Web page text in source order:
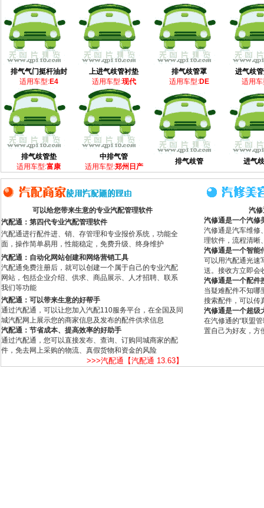
排气气门挺杆油封
适用车型:E4
上进气歧管衬垫
适用车型:现代
排气歧管罩
适用车型:DE
进气歧
适用车
排气歧管垫
适用车型:富康
中排气管
适用车型:郑州日产
排气歧管 进气
可以给您带来生意的专业汽配管理软件
汽配通：第四代专业汽配管理软件
汽配通进行配件进、销、存管理和专业报价系统，功能全
面，操作简单易用，性能稳定，免费升级、终身维护
汽配通：自动化网站创建和网络营销工具
汽配通免费注册后，就可以创建一个属于自己的专业汽配
网站，包括企业介绍、供求、商品展示、人才招聘、联系
我们等功能
汽配通：可以带来生意的好帮手
通过汽配通，可以让您加入汽配110服务平台，在全国及同
城汽配网上展示您的商家信息及发布的配件供求信息
汽配通：节省成本、提高效率的好助手
通过汽配通，您可以直接发布、查询、订购同城商家的配
件，免去网上采购的物流、真假货物和资金的风险
>>>汽配通【汽配通 13.63】
汽
汽修通是一个汽修
汽修通是汽车维修
理软件，流程清晰
汽修通是一个智能
可以用汽配通光速
送。接收方立即会
汽修通是一个配件
当疑难配件不知哪
搜索配件，可以传
汽修通是一个超级
在汽修通的“联盟
置自己为好友，方